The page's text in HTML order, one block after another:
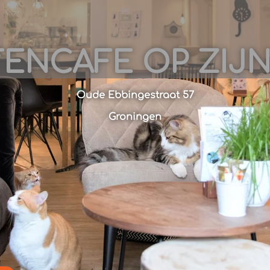
OP
Oude Ebbingestraat 57
Groningen